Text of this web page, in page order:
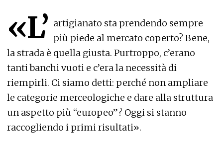
«L’ artigianato sta prendendo sempre
più piede al mercato coperto? Bene,
la strada è quella giusta. Purtroppo, c’erano
tanti banchi vuoti e c’era la necessità di
riempirli. Ci siamo detti: perché non ampliare
le categorie merceologiche e dare alla struttura
un aspetto più “europeo”? Oggi si stanno
raccogliendo i primi risultati».